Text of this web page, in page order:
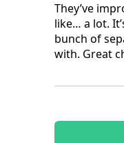
They’ve
like… a lot.
bunch of
with. Great